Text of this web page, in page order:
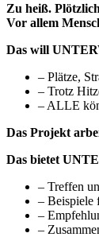
Zu heiß.
Vor allem
Das will
– Plätze,
– Trotz
– ALLE
Das Projekt
Das bietet
– Treffen
– Beispiele
–
–